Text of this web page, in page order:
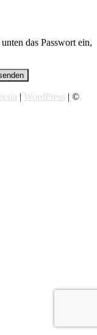
das Passwort ein,
| WordPress | ©